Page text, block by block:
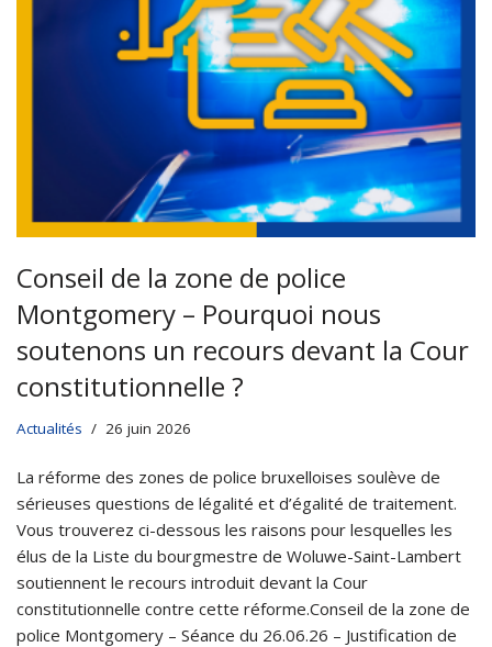
Conseil de la zone de police
Montgomery – Pourquoi nous
soutenons un recours devant la Cour
constitutionnelle ?
Actualités 26 juin 2026
La réforme des zones de police bruxelloises soulève de
sérieuses questions de légalité et d’égalité de traitement.
Vous trouverez ci-dessous les raisons pour lesquelles les
élus de la Liste du bourgmestre de Woluwe-Saint-Lambert
soutiennent le recours introduit devant la Cour
constitutionnelle contre cette réforme.Conseil de la zone de
police Montgomery – Séance du 26.06.26 – Justification de